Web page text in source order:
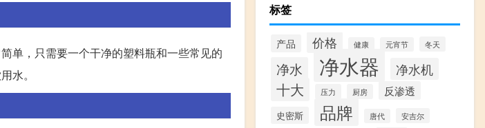
单，只需要一个干净的塑料瓶和一些常见的
水。
标签
产品 价格 健康 元宵节 冬天
净水 净水器 净水机
十大 压力 厨房 反渗透
史密斯 品牌 唐代 安吉尔